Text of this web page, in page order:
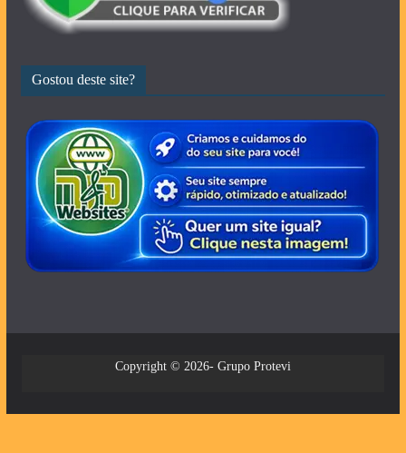
Gostou deste site?
Copyright © 2026- Grupo Protevi